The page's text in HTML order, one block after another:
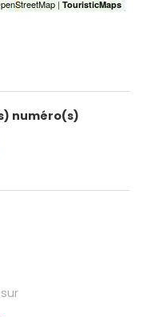
numéro(s)